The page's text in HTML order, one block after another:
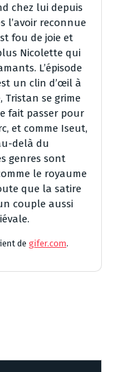
chez lui depuis
l’avoir reconnue
fou de joie et
Nicolette qui
L’épisode
un clin d’œil à
Tristan se grime
fait passer pour
et comme Iseut,
delà du
genres sont
le royaume
que la satire
couple aussi
de gifer.com.